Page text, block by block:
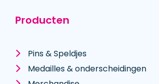
Producten
Pins & Speldjes
Medailles & onderscheidingen